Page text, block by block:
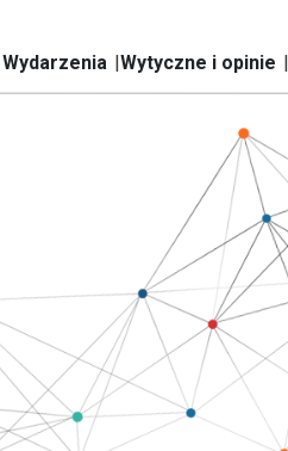
Wydarzenia Wytyczne i opinie